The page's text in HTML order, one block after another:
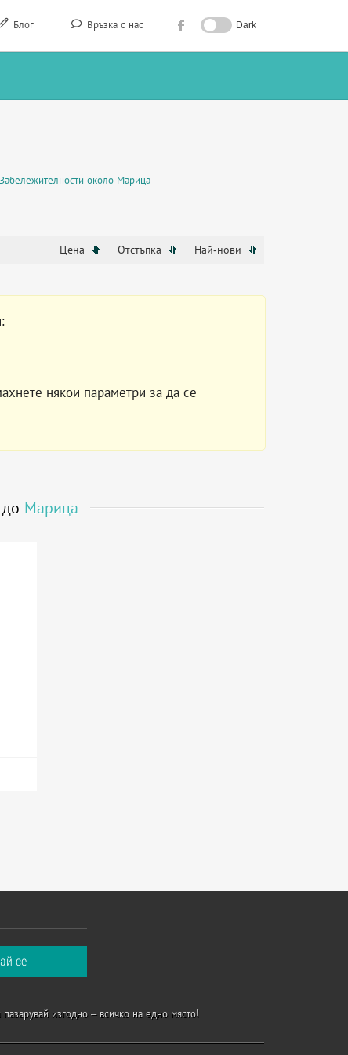
Блог Връзка с нас Dark
Забележителности около Марица
Цена Отстъпка Най-нови
някои параметри за да се
до Марица
изгодно – всичко на едно място!